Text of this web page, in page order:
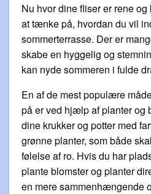
Nu hvor dine fliser er rene
at tænke på, hvordan du vil
sommerterrasse. Der er
skabe en hyggelig og
kan nyde sommeren i fulde
En af de mest populære
på er ved hjælp af planter og
dine krukker og potter med
grønne planter, som både
følelse af ro. Hvis du har
plante blomster og planter
en mere sammenhængende